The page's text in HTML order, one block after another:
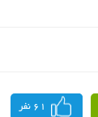
61 نفر